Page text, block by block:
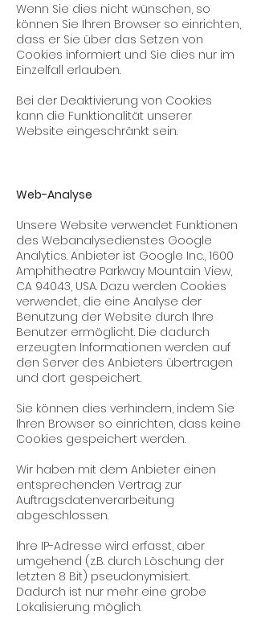
Wenn Sie dies nicht wünschen, so
können Sie Ihren Browser so einrichten,
dass er Sie über das Setzen von
Cookies informiert und Sie dies nur im
Einzelfall erlauben.
Bei der Deaktivierung von Cookies
kann die Funktionalität unserer
Website eingeschränkt sein.
Web-Analyse
Unsere Website verwendet Funktionen
des Webanalysedienstes Google
Analytics. Anbieter ist Google Inc., 1600
Amphitheatre Parkway Mountain View,
CA 94043, USA. Dazu werden Cookies
verwendet, die eine Analyse der
Benutzung der Website durch Ihre
Benutzer ermöglicht. Die dadurch
erzeugten Informationen werden auf
den Server des Anbieters übertragen
und dort gespeichert.
Sie können dies verhindern, indem Sie
Ihren Browser so einrichten, dass keine
Cookies gespeichert werden.
Wir haben mit dem Anbieter einen
entsprechenden Vertrag zur
Auftragsdatenverarbeitung
abgeschlossen.
Ihre IP-Adresse wird erfasst, aber
umgehend (z.B. durch Löschung der
letzten 8 Bit) pseudonymisiert.
Dadurch ist nur mehr eine grobe
Lokalisierung möglich.